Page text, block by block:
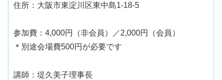
住所：大阪市東淀川区東中島1-18-5
参加費：4,000円（非会員）／2,000円（会員）
＊別途会場費500円が必要です
講師：堤久美子理事長